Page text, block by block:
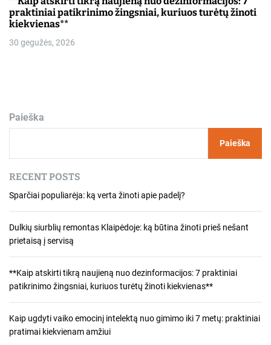
praktiniai patikrinimo žingsniai, kuriuos turėtų žinoti
kiekvienas**
30 gegužės, 2026
Paieška
Paieška
RECENT POSTS
Sparčiai populiarėja: ką verta žinoti apie padelį?
Dulkių siurblių remontas Klaipėdoje: ką būtina žinoti prieš nešant
prietaisą į servisą
**Kaip atskirti tikrą naujieną nuo dezinformacijos: 7 praktiniai
patikrinimo žingsniai, kuriuos turėtų žinoti kiekvienas**
Kaip ugdyti vaiko emocinį intelektą nuo gimimo iki 7 metų: praktiniai
pratimai kiekvienam amžiui